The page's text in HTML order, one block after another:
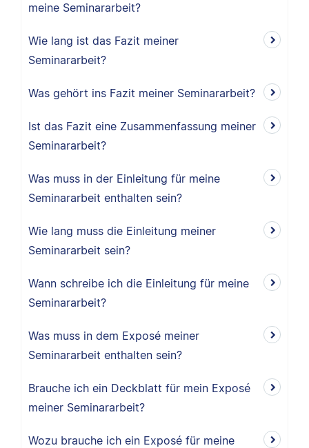
meine Seminararbeit?
Wie lang ist das Fazit meiner
Seminararbeit?
Was gehört ins Fazit meiner Seminararbeit?
Ist das Fazit eine Zusammenfassung meiner
Seminararbeit?
Was muss in der Einleitung für meine
Seminararbeit enthalten sein?
Wie lang muss die Einleitung meiner
Seminararbeit sein?
Wann schreibe ich die Einleitung für meine
Seminararbeit?
Was muss in dem Exposé meiner
Seminararbeit enthalten sein?
Brauche ich ein Deckblatt für mein Exposé
meiner Seminararbeit?
Wozu brauche ich ein Exposé für meine